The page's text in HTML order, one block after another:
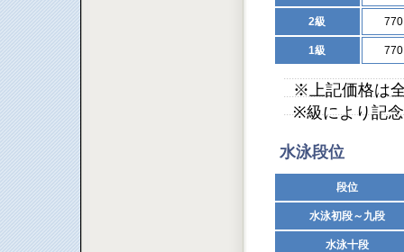
2級
1級
※上記価格は
※級により記
水泳段位
段位
水泳初段～九段
水泳十段